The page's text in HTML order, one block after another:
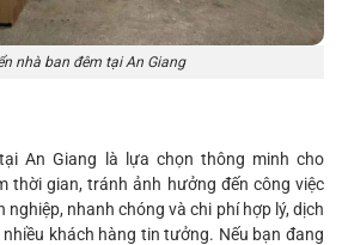
nhà ban đêm tại An Giang
An Giang là lựa chọn thông minh cho
thời gian, tránh ảnh hưởng đến công việc
nghiệp, nhanh chóng và chi phí hợp lý, dịch
khách hàng tin tưởng. Nếu bạn đang